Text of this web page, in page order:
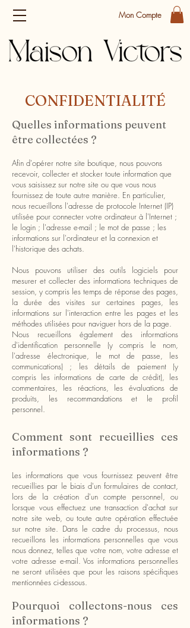
Mon Compte
CONFIDENTIALITÉ
Quelles informations peuvent
être collectées ?
Afin d'opérer notre site boutique, nous pouvons
recevoir, collecter et stocker toute information que
vous saisissez sur notre site ou que vous nous
fournissez de toute autre manière. En particulier,
nous recueillons l'adresse de protocole Internet (IP)
utilisée pour connecter votre ordinateur à l'Internet ;
le login ; l'adresse e-mail ; le mot de passe ; les
informations sur l'ordinateur et la connexion et
l'historique des achats.
Nous pouvons utiliser des outils logiciels pour
mesurer et collecter des informations techniques de
session, y compris les temps de réponse des pages,
la durée des visites sur certaines pages, les
informations sur l'interaction entre les pages et les
méthodes utilisées pour naviguer hors de la page.
Nous recueillons également des informations
d'identification personnelle (y compris le nom,
l'adresse électronique, le mot de passe, les
communications) ; les détails de paiement (y
compris les informations de carte de crédit), les
commentaires, les réactions, les évaluations de
produits, les recommandations et le profil
personnel.
Comment sont recueillies ces
informations ?
Les informations que vous fournissez peuvent être
recueillies par le biais d'un formulaires de contact,
lors de la création d'un compte personnel, ou
lorsque vous effectuez une transaction d'achat sur
notre site web, ou toute autre opération effectuée
sur notre site. Dans le cadre du processus, nous
recueillons les informations personnelles que vous
nous donnez, telles que votre nom, votre adresse et
votre adresse e-mail. Vos informations personnelles
ne seront utilisées que pour les raisons spécifiques
mentionnées ci-dessous.
Pourquoi collectons-nous ces
informations ?